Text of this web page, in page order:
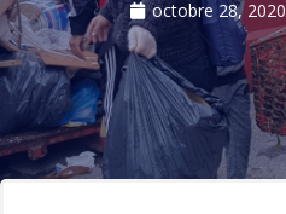
octobre 28, 2020